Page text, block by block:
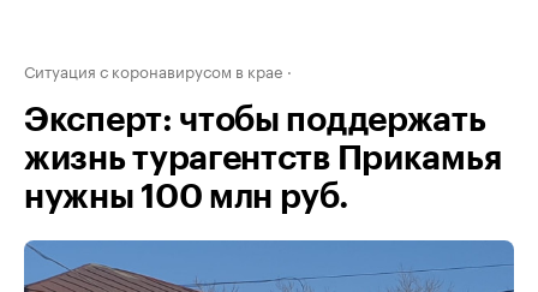
Ситуация с коронавирусом в крае
Эксперт: чтобы поддержать
жизнь турагентств Прикамья
нужны 100 млн руб.